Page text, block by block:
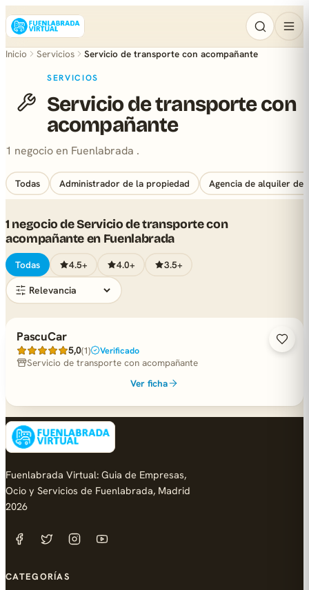
Inicio Servicios Servicio de transporte con acompañante
SERVICIOS
Servicio de transporte con
acompañante
1 negocio en Fuenlabrada .
Todas Administrador de la propiedad Agencia de alquiler de
1 negocio de Servicio de transporte con
acompañante en Fuenlabrada
Todas 4.5+ 4.0+ 3.5+
PascuCar
5,0(1) Verificado
Servicio de transporte con acompañante
Ver ficha
Fuenlabrada Virtual: Guia de Empresas,
Ocio y Servicios de Fuenlabrada, Madrid
2026
CATEGORÍAS